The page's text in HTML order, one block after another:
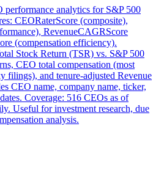
performance analytics for S&P 500
CEORaterScore (composite),
RevenueCAGRScore
(compensation efficiency).
Stock Return (TSR) vs. S&P 500
CEO total compensation (most
filings), and tenure-adjusted Revenue
CEO name, company name, ticker,
Coverage: 516 CEOs as of
Useful for investment research, due
analysis.